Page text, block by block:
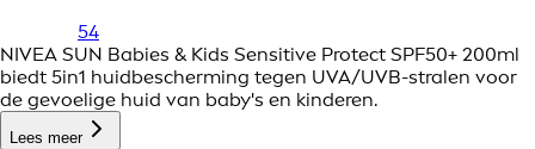
54
NIVEA SUN Babies & Kids Sensitive Protect SPF50+ 200ml
biedt 5in1 huidbescherming tegen UVA/UVB-stralen voor
de gevoelige huid van baby's en kinderen.
Lees meer